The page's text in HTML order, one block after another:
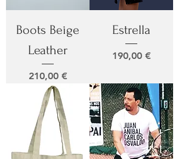
Boots Beige
Leather
Prix
210,00 €
Estrella
Prix
190,00 €